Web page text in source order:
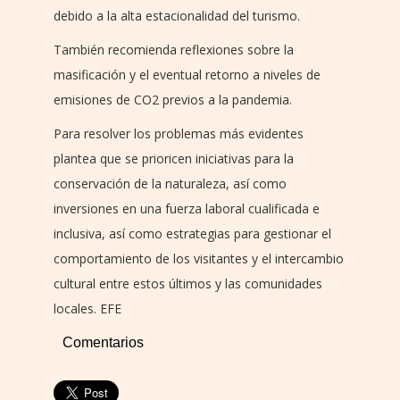
debido a la alta estacionalidad del turismo.
También recomienda reflexiones sobre la
masificación y el eventual retorno a niveles de
emisiones de CO2 previos a la pandemia.
Para resolver los problemas más evidentes
plantea que se prioricen iniciativas para la
conservación de la naturaleza, así como
inversiones en una fuerza laboral cualificada e
inclusiva, así como estrategias para gestionar el
comportamiento de los visitantes y el intercambio
cultural entre estos últimos y las comunidades
locales. EFE
Comentarios